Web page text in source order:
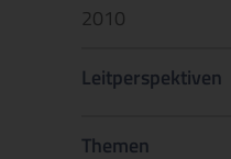
2010
Leitperspektiven
Themen